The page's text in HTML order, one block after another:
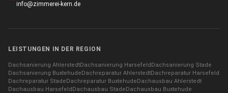
info@zimmerei-kern.de
LEISTUNGEN IN DER REGION
Dachsanierung AhlerstedtDachsanierung HarsefeldDachsanierung Stade
Dachsanierung BuxtehudeDachreparatur AhlerstedtDachreparatur Harsefeld
Dachreparatur StadeDachreparatur BuxtehudeDachausbau Ahlerstedt
Dachausbau HarsefeldDachausbau StadeDachausbau Buxtehude